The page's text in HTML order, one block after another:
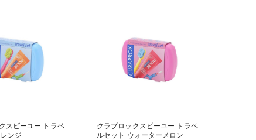
スビーユー トラベ
ンジ
クラプロックスビーユー トラベ
ルセット ウォーターメロン